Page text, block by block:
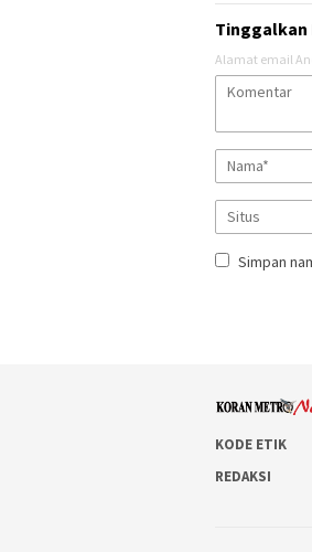
Tinggalkan
Alamat email
Simpan
KODE ETIK
REDAKSI